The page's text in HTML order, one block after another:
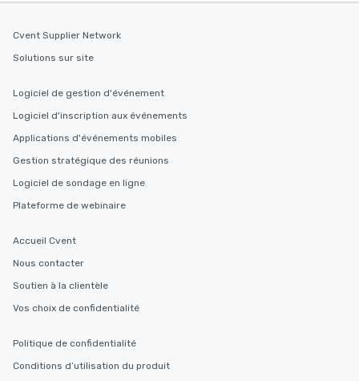
Cvent Supplier Network
Solutions sur site
Logiciel de gestion d'événement
Logiciel d'inscription aux événements
Applications d'événements mobiles
Gestion stratégique des réunions
Logiciel de sondage en ligne
Plateforme de webinaire
Accueil Cvent
Nous contacter
Soutien à la clientèle
Vos choix de confidentialité
Politique de confidentialité
Conditions d’utilisation du produit